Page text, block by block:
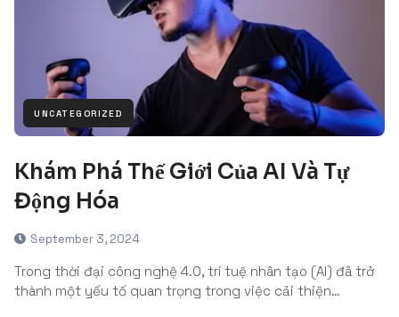
UNCATEGORIZED
Khám Phá Thế Giới Của AI Và Tự
Động Hóa
September 3, 2024
Trong thời đại công nghệ 4.0, trí tuệ nhân tạo (AI) đã trở
thành một yếu tố quan trọng trong việc cải thiện…